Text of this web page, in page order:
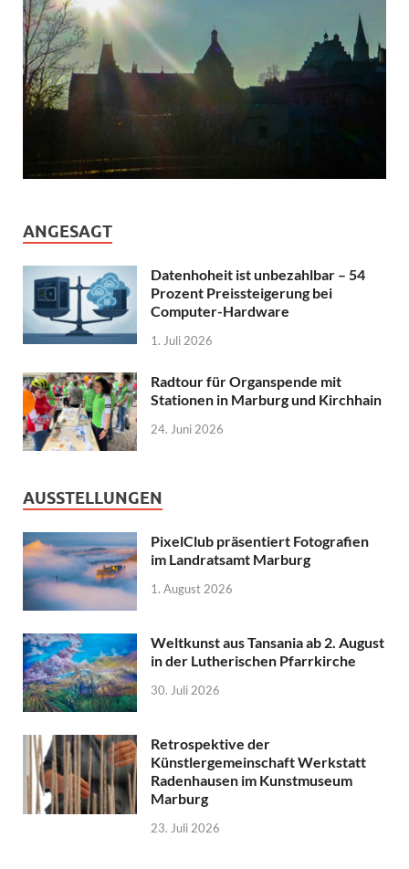
ANGESAGT
Datenhoheit ist unbezahlbar – 54
Prozent Preissteigerung bei
Computer-Hardware
1. Juli 2026
Radtour für Organspende mit
Stationen in Marburg und Kirchhain
24. Juni 2026
AUSSTELLUNGEN
PixelClub präsentiert Fotografien
im Landratsamt Marburg
1. August 2026
Weltkunst aus Tansania ab 2. August
in der Lutherischen Pfarrkirche
30. Juli 2026
Retrospektive der
Künstlergemeinschaft Werkstatt
Radenhausen im Kunstmuseum
Marburg
23. Juli 2026